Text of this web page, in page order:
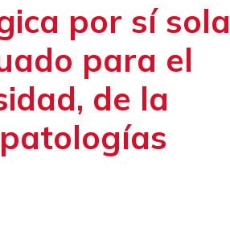
por sí sola
para el
de la